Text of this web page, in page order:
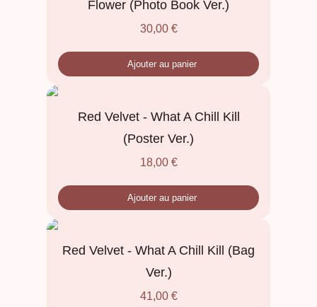
Flower (Photo Book Ver.)
30,00 €
Ajouter au panier
Red Velvet - What A Chill Kill
(Poster Ver.)
18,00 €
Ajouter au panier
Red Velvet - What A Chill Kill (Bag
Ver.)
41,00 €